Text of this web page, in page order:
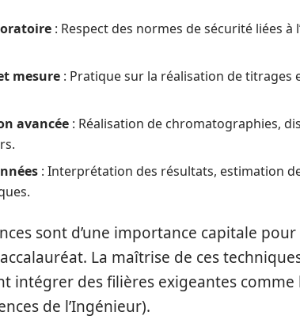
: Respect des normes de sécurité liées
mesure : Pratique sur la réalisation de titrages
avancée : Réalisation de chromatographies,
: Interprétation des résultats, estimation
sont d’une importance capitale
La maîtrise de ces
intégrer des filières exigeantes comme
de l’Ingénieur).